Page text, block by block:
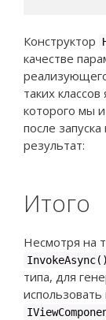
Конструктор
качестве
таких классов
которого мы
после
результат:
Итого
Несмотря на
InvokeAsync()
типа, для